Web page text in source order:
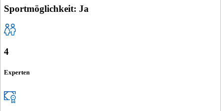
Sportmöglichkeit: Ja
4
Experten